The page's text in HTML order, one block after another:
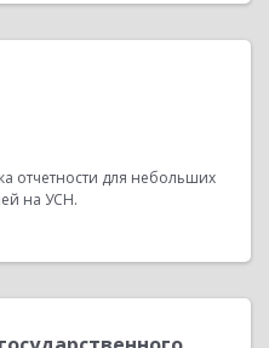
отчетности для небольших
на УСН.